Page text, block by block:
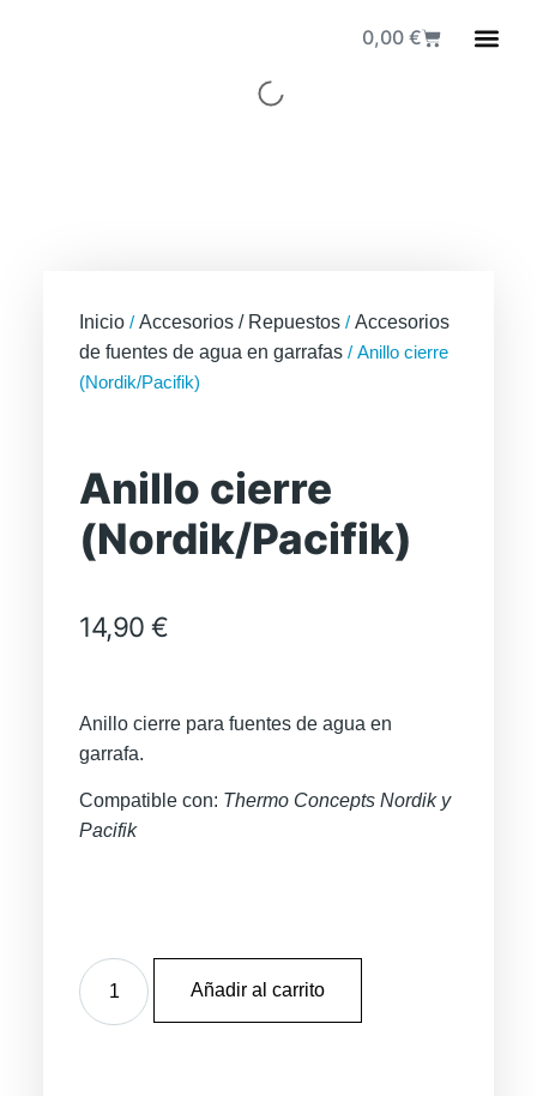
0,00 €
Inicio /Accesorios / Repuestos /Accesorios
de fuentes de agua en garrafas / Anillo cierre
(Nordik/Pacifik)
Anillo cierre
(Nordik/Pacifik)
14,90€
Anillo cierre para fuentes de agua en
garrafa.
Compatible con: Thermo Concepts Nordik y
Pacifik
Añadir al carrito